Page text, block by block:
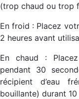
(trop chaud ou trop
En froid : Placez
2 heures avant
En chaud :
pendant 30
récipient d’eau
bouillante) durant 10